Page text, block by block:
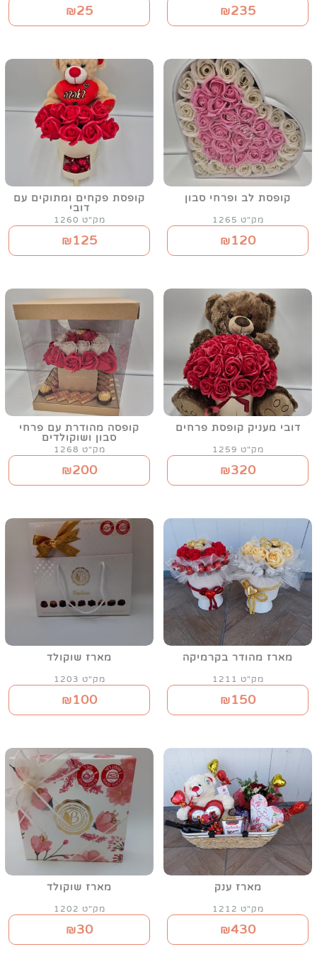
₪235
₪25
קופסת לב ופרחי סבון
מק"ט 1265
₪120
קופסת פקחים ומתוקים עם
דובי
מק"ט 1260
₪125
דובי מעניק קופסת פרחים
מק"ט 1259
₪320
קופסה מהודרת עם פרחי
סבון ושוקולדים
מק"ט 1268
₪200
מארז מהודר בקרמיקה
מק"ט 1211
₪150
מארז שוקולד
מק"ט 1203
₪100
מארז ענק
מק"ט 1212
₪430
מארז שוקולד
מק"ט 1202
₪30